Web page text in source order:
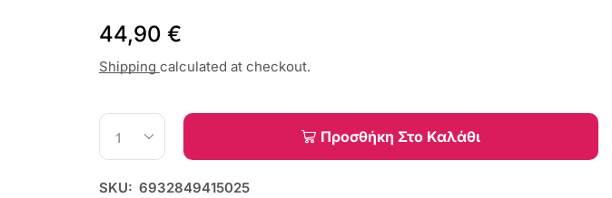
44,90 €
Shipping calculated at checkout.
Προσθήκη Στο Καλάθι
SKU: 6932849415025